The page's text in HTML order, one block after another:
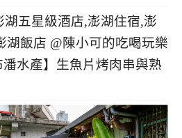
水產】生魚片烤肉串與熟